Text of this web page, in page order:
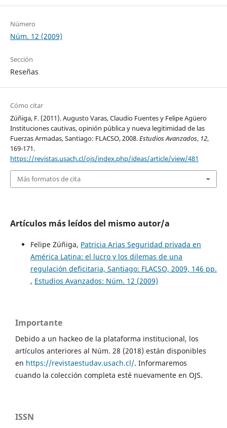
Número
Núm. 12 (2009)
Sección
Reseñas
Cómo citar
Zúñiga, F. (2011). Augusto Varas, Claudio Fuentes y Felipe Agüero
Instituciones cautivas, opinión pública y nueva legitimidad de las
Fuerzas Armadas, Santiago: FLACSO, 2008.Estudios Avanzados, 12,
169-171.
https://revistas.usach.cl/ojs/index.php/ideas/article/view/481
Más formatos de cita
Artículos más leídos del mismo autor/a
Felipe Zúñiga, Patricia Arias Seguridad privada en
América Latina: el lucro y los dilemas de una
regulación deficitaria, Santiago: FLACSO, 2009, 146 pp.
, Estudios Avanzados: Núm. 12 (2009)
Importante
Debido a un hackeo de la plataforma institucional, los
artículos anteriores al Núm. 28 (2018) están disponibles
en https://revistaestudav.usach.cl/. Informaremos
cuando la colección completa esté nuevamente en OJS.
ISSN